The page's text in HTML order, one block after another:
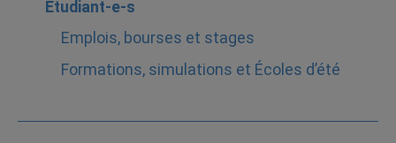
Étudiant-e-s
Emplois, bourses et stages
Formations, simulations et Écoles d’été